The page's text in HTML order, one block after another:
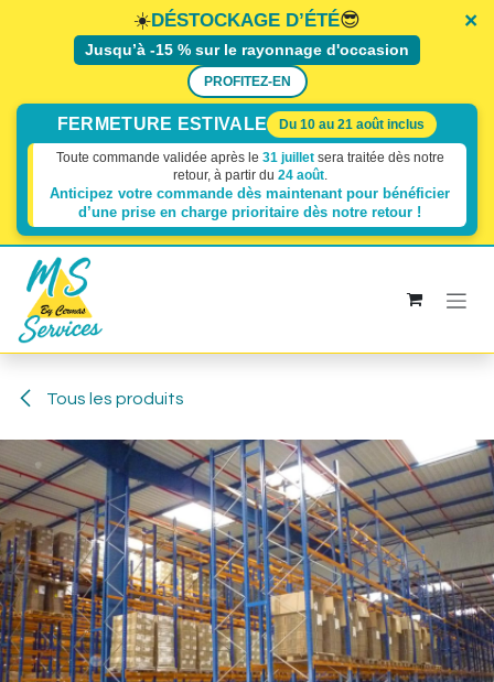
×
☀️DÉSTOCKAGE D’ÉTÉ😎
Jusqu’à -15 % sur le rayonnage d'occasion
PROFITEZ-EN
FERMETURE ESTIVALE Du 10 au 21 août inclus
Toute commande validée après le 31 juilletsera traitée dès notre
retour, à partir du 24 août.
Anticipez votre commande dès maintenant pour bénéficier
d’une prise en charge prioritaire dès notre retour !
Se rendre au contenu
Tous les produits
×
×